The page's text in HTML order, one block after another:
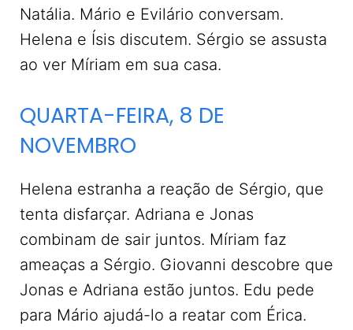
Natália. Mário e Evilário conversam.
Helena e Ísis discutem. Sérgio se assusta
ao ver Míriam em sua casa.
QUARTA-FEIRA, 8 DE
NOVEMBRO
Helena estranha a reação de Sérgio, que
tenta disfarçar. Adriana e Jonas
combinam de sair juntos. Míriam faz
ameaças a Sérgio. Giovanni descobre que
Jonas e Adriana estão juntos. Edu pede
para Mário ajudá-lo a reatar com Érica.